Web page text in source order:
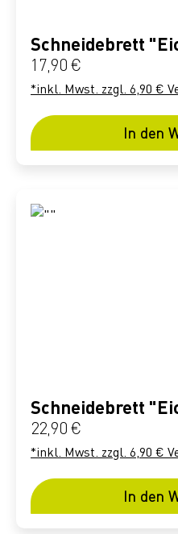
Schneidebrett
Regulärer Preis:
17,90 €
*inkl. Mwst. zzgl. 6,90 €
In den
Schneidebrett
Regulärer Preis:
22,90 €
*inkl. Mwst. zzgl. 6,90 €
In den